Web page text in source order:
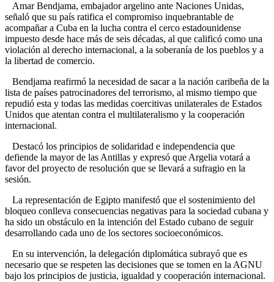
Amar Bendjama, embajador argelino ante Naciones Unidas,
señaló que su país ratifica el compromiso inquebrantable de
acompañar a Cuba en la lucha contra el cerco estadounidense
impuesto desde hace más de seis décadas, al que calificó como una
violación al derecho internacional, a la soberanía de los pueblos y a
la libertad de comercio.
Bendjama reafirmó la necesidad de sacar a la nación caribeña de la
lista de países patrocinadores del terrorismo, al mismo tiempo que
repudió esta y todas las medidas coercitivas unilaterales de Estados
Unidos que atentan contra el multilateralismo y la cooperación
internacional.
Destacó los principios de solidaridad e independencia que
defiende la mayor de las Antillas y expresó que Argelia votará a
favor del proyecto de resolución que se llevará a sufragio en la
sesión.
La representación de Egipto manifestó que el sostenimiento del
bloqueo conlleva consecuencias negativas para la sociedad cubana y
ha sido un obstáculo en la intención del Estado cubano de seguir
desarrollando cada uno de los sectores socioeconómicos.
En su intervención, la delegación diplomática subrayó que es
necesario que se respeten las decisiones que se tomen en la AGNU
bajo los principios de justicia, igualdad y cooperación internacional.